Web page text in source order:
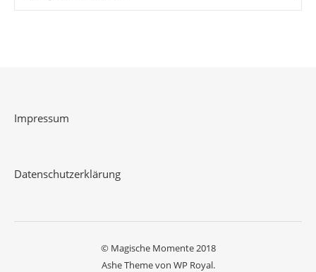
Impressum
Datenschutzerklärung
© Magische Momente 2018
Ashe Theme von WP Royal.